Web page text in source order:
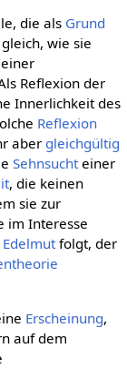
die als Grund
wie sie
Reflexion der
Innerlichkeit des
Reflexion
aber gleichgültig
Sehnsuchteiner
, die keinen
sie zur
im Interesse
Edelmutfolgt, der
Erscheinung,
auf dem